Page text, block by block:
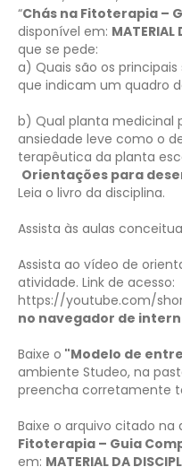
“Chás na Fitoterapia –
disponível em: MATERIAL
que se pede:
a) Quais são os
que indicam um quadro
b) Qual planta medicinal
ansiedade leve como o
terapêutica da planta
Orientações para
Leia o livro da disciplina.
Assista às aulas
Assista ao vídeo de
atividade. Link de acesso:
https://youtube.com/
no navegador de
Baixe o "Modelo de
ambiente Studeo, na
preencha corretamente
Baixe o arquivo citado na
Fitoterapia – Guia
em: MATERIAL DA